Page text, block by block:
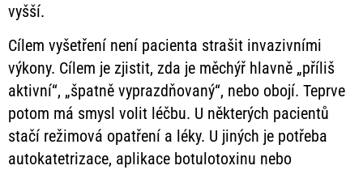
vyšší.
Cílem vyšetření není pacienta strašit invazivními
výkony. Cílem je zjistit, zda je měchýř hlavně „příliš
aktivní“, „špatně vyprazdňovaný“, nebo obojí. Teprve
potom má smysl volit léčbu. U některých pacientů
stačí režimová opatření a léky. U jiných je potřeba
autokatetrizace, aplikace botulotoxinu nebo